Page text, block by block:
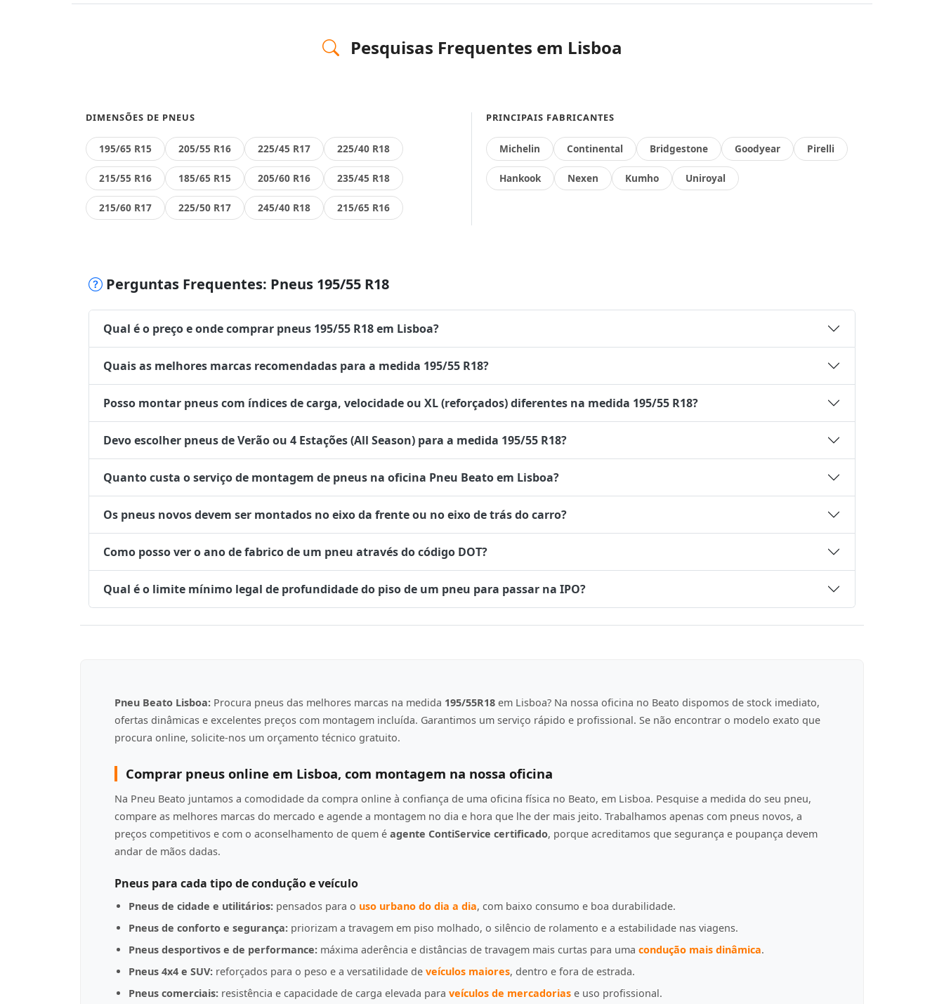
Pesquisas Frequentes em Lisboa
DIMENSÕES DE PNEUS
195/65 R15 205/55 R16 225/45 R17 225/40 R18
215/55 R16 185/65 R15 205/60 R16 235/45 R18
215/60 R17 225/50 R17 245/40 R18 215/65 R16
PRINCIPAIS FABRICANTES
Michelin Continental Bridgestone Goodyear Pirelli
Hankook Nexen Kumho Uniroyal
Perguntas Frequentes: Pneus 195/55 R18
Qual é o preço e onde comprar pneus 195/55 R18 em Lisboa?
Quais as melhores marcas recomendadas para a medida 195/55 R18?
Posso montar pneus com índices de carga, velocidade ou XL (reforçados) diferentes na medida 195/55 R18?
Devo escolher pneus de Verão ou 4 Estações (All Season) para a medida 195/55 R18?
Quanto custa o serviço de montagem de pneus na oficina Pneu Beato em Lisboa?
Os pneus novos devem ser montados no eixo da frente ou no eixo de trás do carro?
Como posso ver o ano de fabrico de um pneu através do código DOT?
Qual é o limite mínimo legal de profundidade do piso de um pneu para passar na IPO?
Pneu Beato Lisboa: Procura pneus das melhores marcas na medida 195/55R18 em Lisboa? Na nossa oficina no Beato dispomos de stock imediato,
ofertas dinâmicas e excelentes preços com montagem incluída. Garantimos um serviço rápido e profissional. Se não encontrar o modelo exato que
procura online, solicite-nos um orçamento técnico gratuito.
Comprar pneus online em Lisboa, com montagem na nossa oficina
Na Pneu Beato juntamos a comodidade da compra online à confiança de uma oficina física no Beato, em Lisboa. Pesquise a medida do seu pneu,
compare as melhores marcas do mercado e agende a montagem no dia e hora que lhe der mais jeito. Trabalhamos apenas com pneus novos, a
preços competitivos e com o aconselhamento de quem é agente ContiService certificado, porque acreditamos que segurança e poupança devem
andar de mãos dadas.
Pneus para cada tipo de condução e veículo
Pneus de cidade e utilitários: pensados para o uso urbano do dia a dia, com baixo consumo e boa durabilidade.
Pneus de conforto e segurança: priorizam a travagem em piso molhado, o silêncio de rolamento e a estabilidade nas viagens.
Pneus desportivos e de performance: máxima aderência e distâncias de travagem mais curtas para uma condução mais dinâmica.
Pneus 4x4 e SUV: reforçados para o peso e a versatilidade de veículos maiores, dentro e fora de estrada.
Pneus comerciais: resistência e capacidade de carga elevada para veículos de mercadorias e uso profissional.